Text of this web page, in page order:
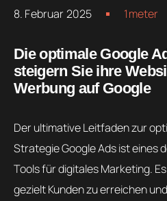
8. Februar 2025 1meter
Die optimale Google
steigern Sie ihre
Werbung auf Google
Der ultimative Leitfaden zur
Strategie Google Ads ist eines
Tools für digitales Marketing.
gezielt Kunden zu erreichen